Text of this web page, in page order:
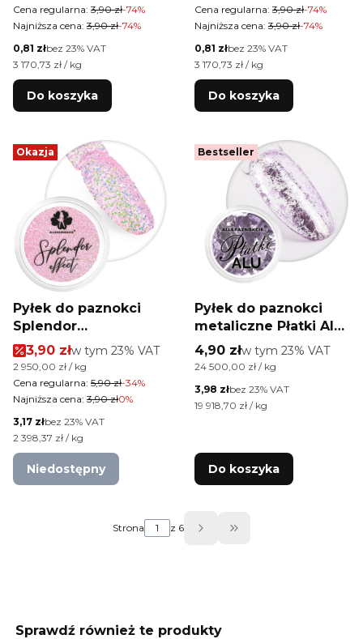
Cena regularna: 3,90 zł-74%
Najniższa cena: 3,90 zł-74%
Cena netto
0,81 złbez 23% VAT
Cena jednostkowa netto
3 170,73 zł / kg
Do koszyka
Cena regularna: 3,90 zł-74%
Najniższa cena: 3,90 zł-74%
Cena netto
0,81 złbez 23% VAT
Cena jednostkowa netto
3 170,73 zł / kg
Do koszyka
Okazja
Pyłek do paznokci
Splendor
Allepaznokcie
słoiczek 2 g Nr 5
Cena promocyjna brutto
3,90 złw tym %s VAT
w tym 23% VAT
Cena jednostkowa brutto
2 950,00 zł / kg
Cena regularna: 5,90 zł-34%
Najniższa cena: 3,90 zł0%
Cena netto
3,17 złbez 23% VAT
Cena jednostkowa netto
2 398,37 zł / kg
Niedostępny
Bestseller
Pyłek do paznokci
metaliczne Płatki Alu
Allepaznokcie 0,2 g
Nr 16
Cena brutto
4,90 złw tym %s VAT
w tym 23% VAT
Cena jednostkowa brutto
24 500,00 zł / kg
Cena netto
3,98 złbez 23% VAT
Cena jednostkowa netto
19 918,70 zł / kg
Do koszyka
Strona z 6 Przejdź do
Sprawdź również te produkty